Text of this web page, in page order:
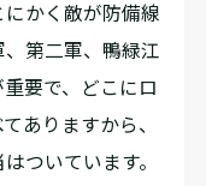
かく敵が防備線
第二軍、鴨緑江
要で、どこにロ
ありますから、
ついています。